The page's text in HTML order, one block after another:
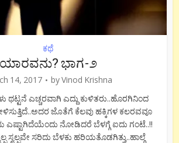
ಕಥೆ
ಯಾರವನು? ಭಾಗ-೨
14, 2017 byVinod Krishna
ಥಟ್ಟನೆ ಎಚ್ಚರವಾಗಿ ಎದ್ದು ಕುಳಿತರು..ಹೊರಗಿನಿಂದ
ಜೊತೆಗೆ ಕೆಲವು ಹಕ್ಕಿಗಳ ಕಲರವವೂ
ಎಷ್ಟಾಗಿದೆಯೆಂದು ನೋಡಿದರೆ ಬೆಳಗ್ಗೆ ಐದು ಗಂಟೆ..!!
ಸ್ವಲ್ಪವೇ ಸರಿದು ಬೆಳಕು ಹರಿಯತೊಡಗಿತ್ತು..ಹಾಲ್ಗೆ